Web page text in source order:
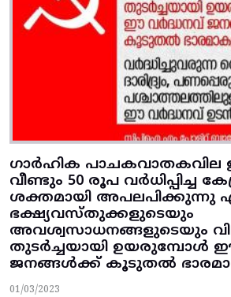
ഗാർഹിക
വീണ്ടും 50 രൂപ വർധിപ്പിച്ച
ശക്തമായി അപലപിക്കുന്നു
ഭക്ഷ്യവസ്തുക്കളുടെയും
അവശ്വസാധനങ്ങളുടെയും
തുടർച്ചയായി ഉയരുമ്പോൾ
ജനങ്ങൾക്ക് കൂടുതൽ
01/03/2023